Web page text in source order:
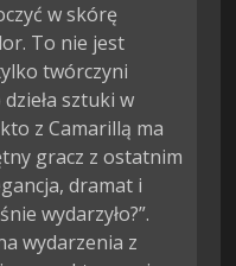
w skórę
To nie jest
twórczyni
sztuki w
z Camarillą ma
gracz z ostatnim
dramat i
wydarzyło?”.
wydarzenia z